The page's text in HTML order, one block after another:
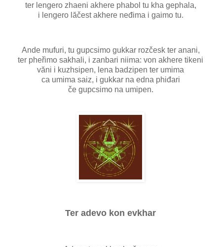
ter lengero zhaeni akhere phabol tu kha gephala,
i lengero lăčest akhere neđima i gaimo tu.
Ande mufuri, tu gupcsimo gukkar rozčesk ter anani,
ter pheřimo sakhali, i zanbari niima: von akhere tikeni
văni i kuzhsipen, lena badzipen ter umima
ca umima saiz, i gukkar na edna phiđari
če gupcsimo na umipen.
Ter adevo kon evkhar